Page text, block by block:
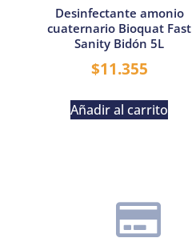
Desinfectante amonio
cuaternario Bioquat Fast
Sanity Bidón 5L
$11.355
Añadir al carrito